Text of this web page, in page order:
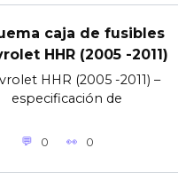
caja de fusibles
HHR (2005 -2011)
HHR (2005 -2011) –
especificación de
0 0